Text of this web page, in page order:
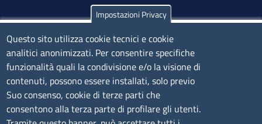
Olbia
Via Nanni 43 - 07026 Olbia
Tel. 0789 66122 | 0789 69580
mail:ufficio.olbia@ss.camcom.it
lunedì al venerdì: 9,00 - 12,00; lunedì pomeriggio: 16,00
- 17,00
Impostazioni Privacy
Questo sito utilizza cookie tecnici e cookie
analitici anonimizzati. Per consentire specifiche
funzionalità quali la condivisione e/o la visione di
contenuti, possono essere installati, solo previo
Suo consenso, cookie di terze parti che
consentono alla terza parte di profilare gli utenti.